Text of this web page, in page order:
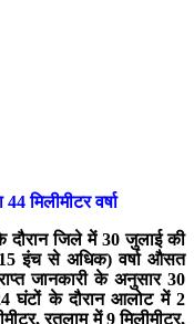
मिलीमीटर वर्षा
जिले में 30 जुलाई की
इंच से अधिक) वर्षा औसत
जानकारी के अनुसार 30
घंटों के दौरान आलोट में 2
रतलाम में 9 मिलीमीटर,